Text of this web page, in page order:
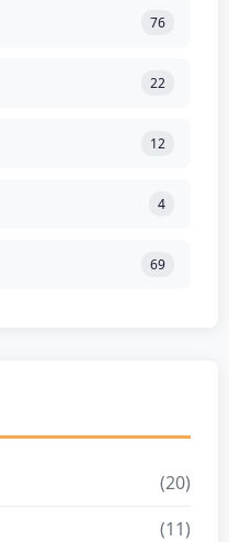
76
22
12
4
69
(20)
(11)